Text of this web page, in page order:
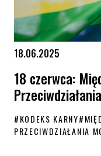
18.06.2025
18 czerwca:
#KODEKS KARNY#
PRZECIWDZIAŁANIA